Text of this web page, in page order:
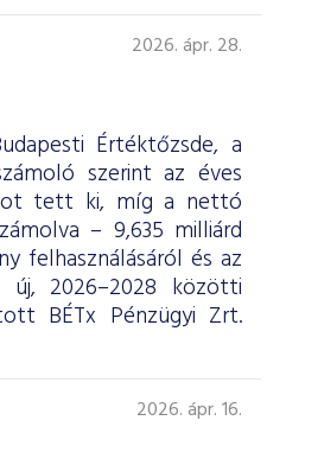
2026. ápr. 28.
Értéktőzsde, a
szerint az éves
tett ki, míg a nettó
– 9,635 milliárd
felhasználásáról és az
új, 2026–2028 közötti
BÉTx Pénzügyi Zrt.
2026. ápr. 16.